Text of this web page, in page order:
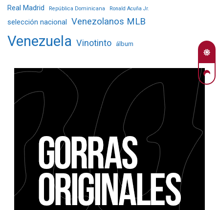
Real Madrid República Dominicana Ronald Acuña Jr.
selección nacional Venezolanos MLB
Venezuela Vinotinto álbum